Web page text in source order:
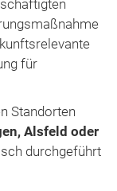
für
Standorten
Alsfeld oder
durchgeführt